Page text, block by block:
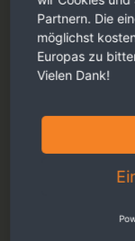
Partnern. Die
möglichst
Europas zu
Vielen Dank!